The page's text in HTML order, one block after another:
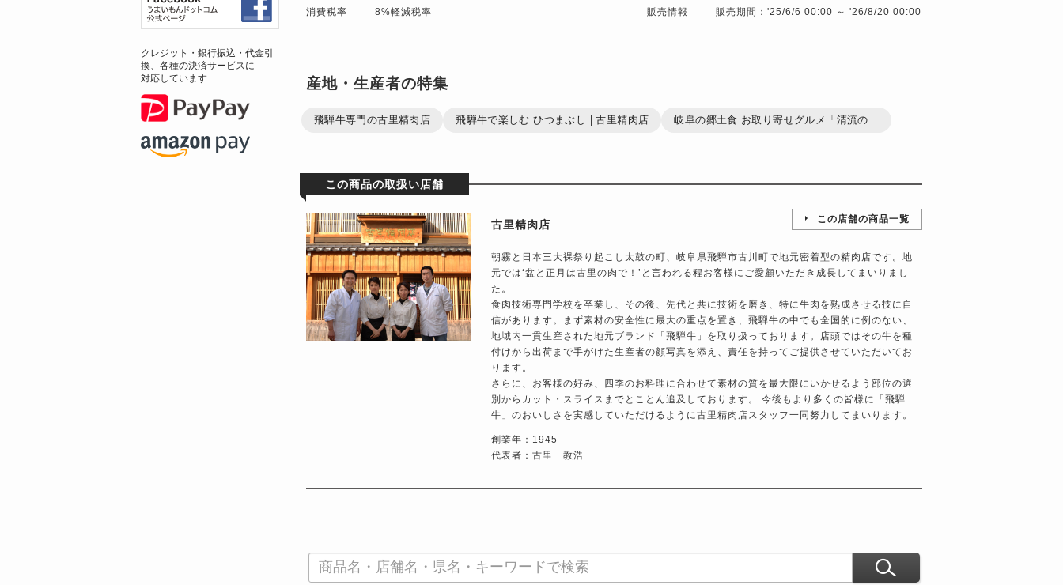
消費税率 8%軽減税率 販売情報 販売期間：'25/6/6 00:00 ～ '26/8/20 00:00
産地・生産者の特集
飛騨牛専門の古里精肉店 飛騨牛で楽しむ ひつまぶし | 古里精肉店 岐阜の郷土食 お取り寄せグルメ「清流の...
この商品の取扱い店舗
古里精肉店 この店舗の商品一覧
朝霧と日本三大裸祭り起こし太鼓の町、岐阜県飛騨市古川町で地元密着型の精肉店です。地
元では‘盆と正月は古里の肉で！’と言われる程お客様にご愛顧いただき成長してまいりまし
た。
食肉技術専門学校を卒業し、その後、先代と共に技術を磨き、特に牛肉を熟成させる技に自
信があります。まず素材の安全性に最大の重点を置き、飛騨牛の中でも全国的に例のない、
地域内一貫生産された地元ブランド「飛騨牛」を取り扱っております。店頭ではその牛を種
付けから出荷まで手がけた生産者の顔写真を添え、責任を持ってご提供させていただいてお
ります。
さらに、お客様の好み、四季のお料理に合わせて素材の質を最大限にいかせるよう部位の選
別からカット・スライスまでとことん追及しております。 今後もより多くの皆様に「飛騨
牛」のおいしさを実感していただけるように古里精肉店スタッフ一同努力してまいります。
創業年：1945
代表者：古里 教浩
クレジット・銀行振込・代金引
換、各種の決済サービスに
対応しています